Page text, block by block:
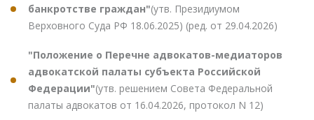
банкротстве граждан"(утв. Президиумом
Верховного Суда РФ 18.06.2025) (ред. от 29.04.2026)
"Положение о Перечне адвокатов-медиаторов
адвокатской палаты субъекта Российской
Федерации"(утв. решением Совета Федеральной
палаты адвокатов от 16.04.2026, протокол N 12)